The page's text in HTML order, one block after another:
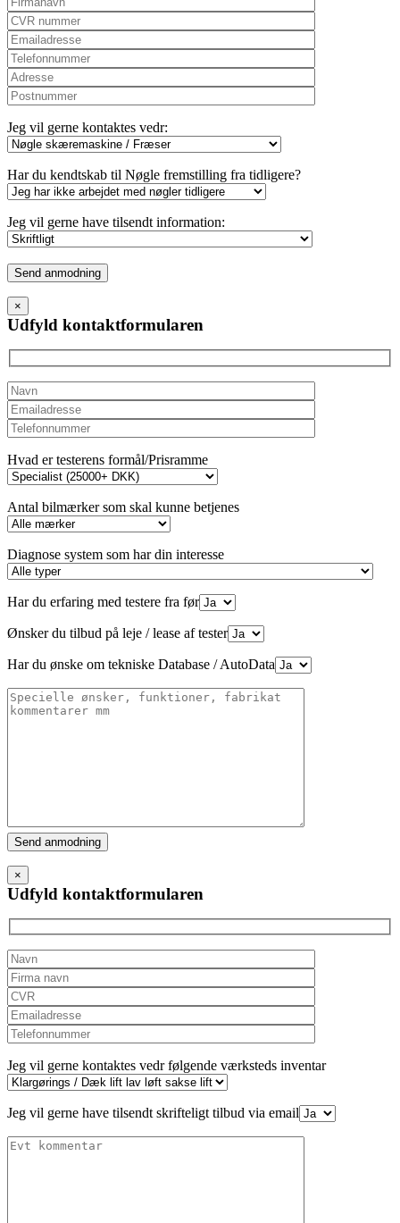
Jeg vil gerne kontaktes vedr:
Har du kendtskab til Nøgle fremstilling fra tidligere?
Jeg vil gerne have tilsendt information:
Please
leave
this
field
empty.
×
Udfyld kontaktformularen
Hvad er testerens formål/Prisramme
Antal bilmærker som skal kunne betjenes
Diagnose system som har din interesse
Har du erfaring med testere fra før
Ønsker du tilbud på leje / lease af tester
Har du ønske om tekniske Database / AutoData
Please
leave
this
field
empty.
×
Udfyld kontaktformularen
Jeg vil gerne kontaktes vedr følgende værksteds inventar
Jeg vil gerne have tilsendt skrifteligt tilbud via email